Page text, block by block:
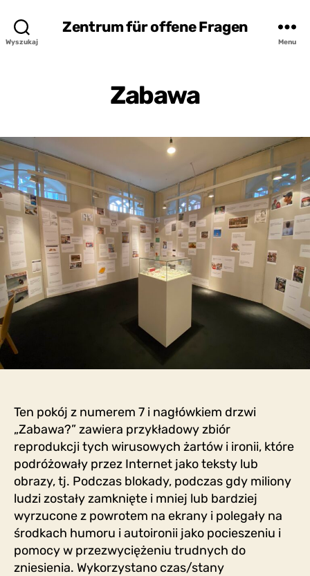
Wyszukaj
Zentrum für offene Fragen
Menu
Zabawa
Ten pokój z numerem 7 i nagłówkiem drzwi
„Zabawa?” zawiera przykładowy zbiór
reprodukcji tych wirusowych żartów i ironii, które
podróżowały przez Internet jako teksty lub
obrazy, tj. Podczas blokady, podczas gdy miliony
ludzi zostały zamknięte i mniej lub bardziej
wyrzucone z powrotem na ekrany i polegały na
środkach humoru i autoironii jako pocieszeniu i
pomocy w przezwyciężeniu trudnych do
zniesienia. Wykorzystano czas/stany